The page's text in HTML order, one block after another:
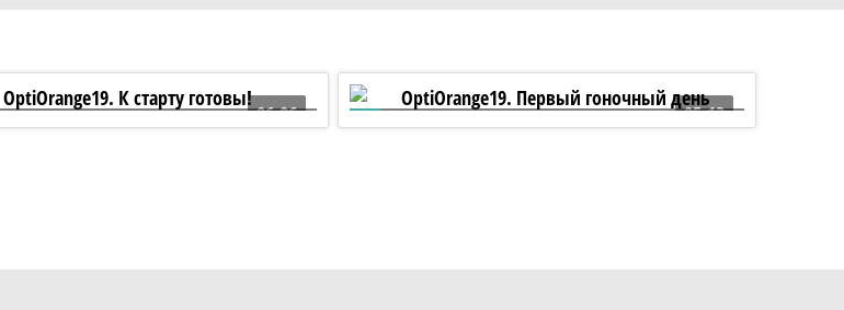
06:06
К старту готовы! 05:13
OptiOrange19. Первый гоночный день